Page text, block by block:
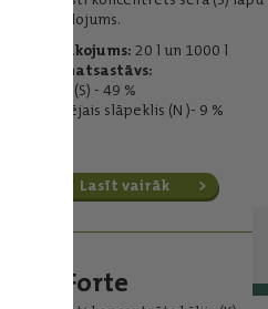
mēslojums.
Iepakojums: 20 l un 1000 l
Pamatsastāvs:
sērs (S) - 49 %
kopējais slāpeklis (N )- 9 %
Lasīt vairāk
K Forte